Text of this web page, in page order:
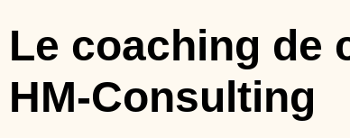
Le coaching de
HM-Consulting